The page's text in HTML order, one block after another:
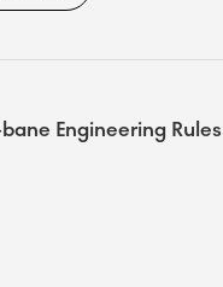
bane Engineering Rules